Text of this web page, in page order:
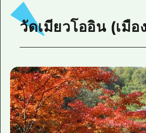
วัดเมียวโออิน (เมือ